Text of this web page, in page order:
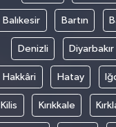
Balıkesir Bartın
Denizli Diyarbakır
Hakkâri Hatay
Kilis Kırıkkale